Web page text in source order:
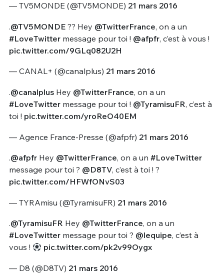
— TV5MONDE (@TV5MONDE) 21 mars 2016
.@TV5MONDE?? Hey @TwitterFrance, on a un
#LoveTwittermessage pour toi ! @afpfr, c’est à vous !
pic.twitter.com/9GLq082U2H
— CANAL+ (@canalplus) 21 mars 2016
.@canalplusHey @TwitterFrance, on a un
#LoveTwittermessage pour toi ! @TyramisuFR, c’est à
toi ! pic.twitter.com/yroReO40EM
— Agence France-Presse (@afpfr) 21 mars 2016
.@afpfrHey @TwitterFrance, on a un #LoveTwitter
message pour toi ? @D8TV, c’est à toi ! ?
pic.twitter.com/HFWfONvS03
— TYRAmisu (@TyramisuFR) 21 mars 2016
.@TyramisuFR Hey @TwitterFrance, on a un
#LoveTwittermessage pour toi ? @lequipe, c’est à
vous !
pic.twitter.com/pk2v99Oygx
— D8 (@D8TV) 21 mars 2016